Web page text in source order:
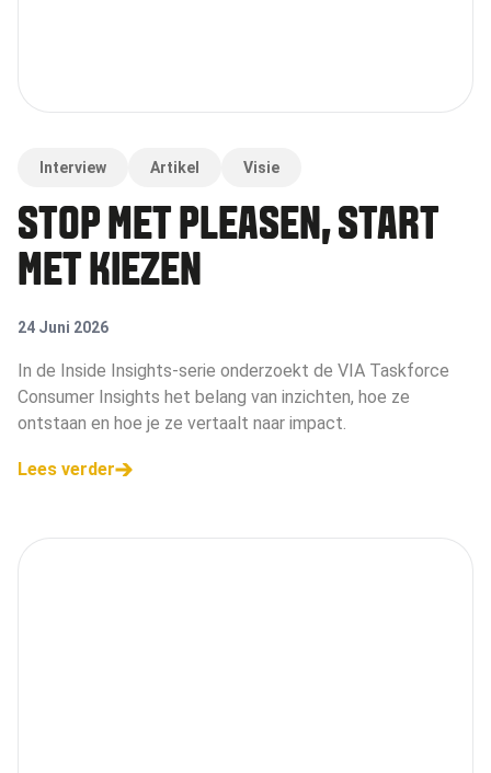
Interview Artikel Visie
STOP MET PLEASEN, START
MET KIEZEN
24 Juni 2026
In de Inside Insights-serie onderzoekt de VIA Taskforce
Consumer Insights het belang van inzichten, hoe ze
ontstaan en hoe je ze vertaalt naar impact.
Lees verder